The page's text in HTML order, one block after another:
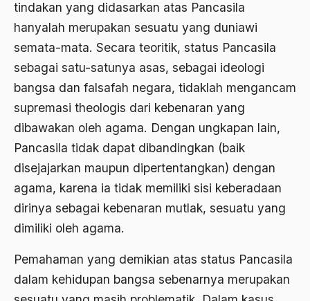
tindakan yang didasarkan atas Pancasila
hanyalah merupakan sesuatu yang duniawi
semata-mata. Secara teoritik, status Pancasila
sebagai satu-satunya asas, sebagai ideologi
bangsa dan falsafah negara, tidaklah mengancam
supremasi theologis dari kebenaran yang
dibawakan oleh agama. Dengan ungkapan lain,
Pancasila tidak dapat dibandingkan (baik
disejajarkan maupun dipertentangkan) dengan
agama, karena ia tidak memiliki sisi keberadaan
dirinya sebagai kebenaran mutlak, sesuatu yang
dimiliki oleh agama.
Pemahaman yang demikian atas status Pancasila
dalam kehidupan bangsa sebenarnya merupakan
arafat
Ard
Argentina
Ariel Saron
Ario Wowor
Aristoteles
Arnold Y. Toynbeen
Arswendo